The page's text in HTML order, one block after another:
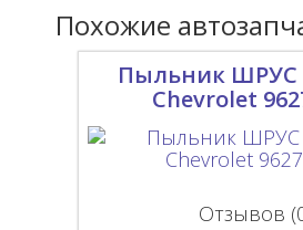
Похожие
Пыльник ШРУС
Chevrolet
Отзывов